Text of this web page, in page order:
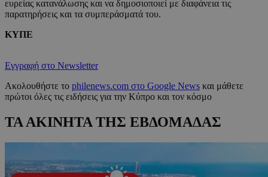
ευρείας κατανάλωσης και να δημοσιοποιεί με διαφάνεια τις
παρατηρήσεις και τα συμπεράσματά του.
ΚΥΠΕ
Εγγραφή στο Newsletter
Ακολουθήστε το philenews.com στο Google News και μάθετε
πρώτοι όλες τις ειδήσεις για την Κύπρο και τον κόσμο
ΤΑ ΑΚΙΝΗΤΑ ΤΗΣ ΕΒΔΟΜΑΔΑΣ